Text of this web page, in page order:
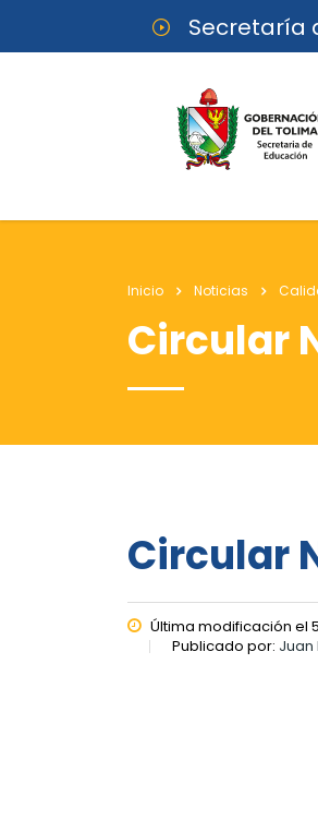
Secretaría
Inicio Noticias
Circular
Circular
Última modificación el
Publicado por: Juan